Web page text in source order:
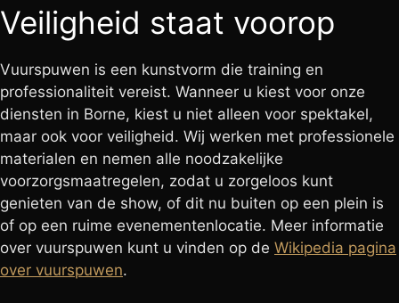
Veiligheid staat voorop
Vuurspuwen is een kunstvorm die training en
professionaliteit vereist. Wanneer u kiest voor onze
diensten in Borne, kiest u niet alleen voor spektakel,
maar ook voor veiligheid. Wij werken met professionele
materialen en nemen alle noodzakelijke
voorzorgsmaatregelen, zodat u zorgeloos kunt
genieten van de show, of dit nu buiten op een plein is
of op een ruime evenementenlocatie. Meer informatie
over vuurspuwen kunt u vinden op de Wikipedia pagina
over vuurspuwen.